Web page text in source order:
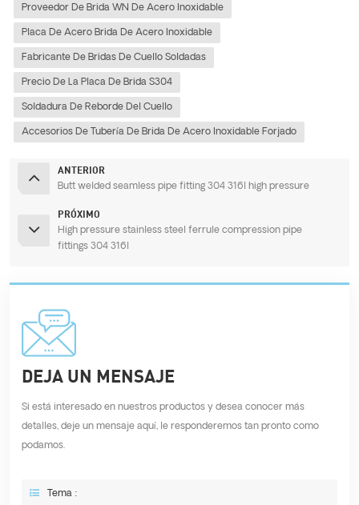
Proveedor De Brida WN De Acero Inoxidable
Placa De Acero Brida De Acero Inoxidable
Fabricante De Bridas De Cuello Soldadas
Precio De La Placa De Brida S304
Soldadura De Reborde Del Cuello
Accesorios De Tubería De Brida De Acero Inoxidable Forjado
ANTERIOR
Butt welded seamless pipe fitting 304 316l high pressure
PRÓXIMO
High pressure stainless steel ferrule compression pipe
fittings 304 316l
DEJA UN MENSAJE
Si está interesado en nuestros productos y desea conocer más
detalles, deje un mensaje aquí, le responderemos tan pronto como
podamos.
Tema :